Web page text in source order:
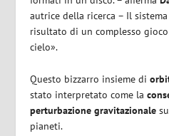
autrice della ricerca – Il
risultato di un complesso
cielo».
Questo bizzarro insieme di
stato interpretato come la
perturbazione gravitazionale
pianeti.